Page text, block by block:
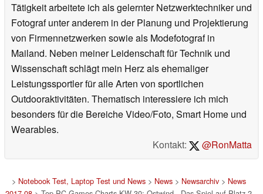
Tätigkeit arbeitete ich als gelernter Netzwerktechniker und
Fotograf unter anderem in der Planung und Projektierung
von Firmennetzwerken sowie als Modefotograf in
Mailand. Neben meiner Leidenschaft für Technik und
Wissenschaft schlägt mein Herz als ehemaliger
Leistungssportler für alle Arten von sportlichen
Outdooraktivitäten. Thematisch interessiere ich mich
besonders für die Bereiche Video/Foto, Smart Home und
Wearables.
Kontakt:
@RonMatta
> Notebook Test, Laptop Test und News> News> Newsarchiv> News